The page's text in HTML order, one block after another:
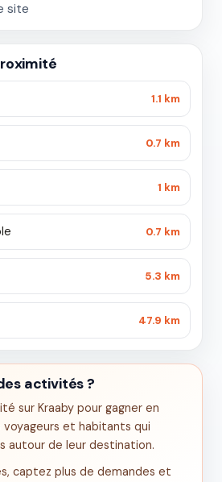
site
1.1 km
0.7 km
1 km
0.7 km
5.3 km
47.9 km
activités ?
sur Kraaby pour gagner en
et habitants qui
autour de leur destination.
captez plus de demandes et